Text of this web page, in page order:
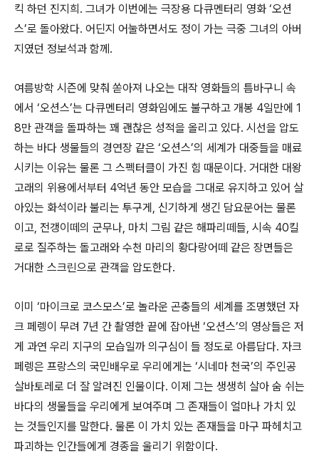
킥 하던 진지희. 그녀가 이번에는 극장용 다큐멘터리 영화 ‘오션
스’로 돌아왔다. 어딘지 어눌하면서도 정이 가는 극중 그녀의 아버
지였던 정보석과 함께.
여름방학 시즌에 맞춰 쏟아져 나오는 대작 영화들의 틈바구니 속
에서 ‘오션스’는 다큐멘터리 영화임에도 불구하고 개봉 4일만에 1
8만 관객을 돌파하는 꽤 괜찮은 성적을 올리고 있다. 시선을 압도
하는 바다 생물들의 경연장 같은 ‘오션스’의 세계가 대중들을 매료
시키는 이유는 물론 그 스펙터클이 가진 힘 때문이다. 거대한 대왕
고래의 위용에서부터 4억년 동안 모습을 그대로 유지하고 있어 살
아있는 화석이라 불리는 투구게, 신기하게 생긴 담요문어는 물론
이고, 전갱이떼의 군무나, 마치 그림 같은 해파리떼들, 시속 40킬
로로 질주하는 돌고래와 수천 마리의 황다랑어떼 같은 장면들은
거대한 스크린으로 관객을 압도한다.
이미 ‘마이크로 코스모스’로 놀라운 곤충들의 세계를 조명했던 자
크 페렝이 무려 7년 간 촬영한 끝에 잡아낸 ‘오션스’의 영상들은 저
게 과연 우리 지구의 모습일까 의구심이 들 정도로 아름답다. 자크
페렝은 프랑스의 국민배우로 우리에게는 ‘시네마 천국’의 주인공
살바토레로 더 잘 알려진 인물이다. 이제 그는 생생히 살아 숨 쉬는
바다의 생물들을 우리에게 보여주며 그 존재들이 얼마나 가치 있
는 것들인지를 말한다. 물론 이 가치 있는 존재들을 마구 파헤치고
파괴하는 인간들에게 경종을 울리기 위함이다.